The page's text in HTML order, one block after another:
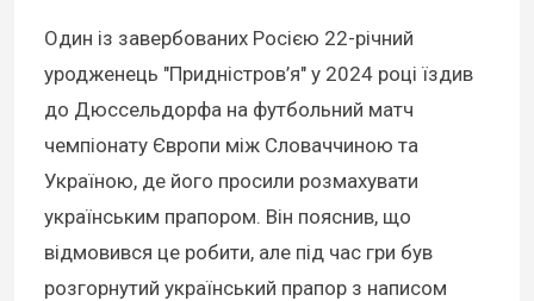
Один із завербованих Росією 22-річний
уродженець "Придністров’я" у 2024 році їздив
до Дюссельдорфа на футбольний матч
чемпіонату Європи між Словаччиною та
Україною, де його просили розмахувати
українським прапором. Він пояснив, що
відмовився це робити, але під час гри був
розгорнутий український прапор з написом